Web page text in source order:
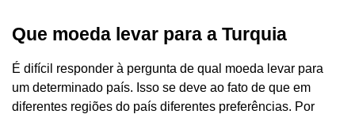
Que moeda levar para a Turquia
É difícil responder à pergunta de qual moeda levar para
um determinado país. Isso se deve ao fato de que em
diferentes regiões do país diferentes preferências. Por